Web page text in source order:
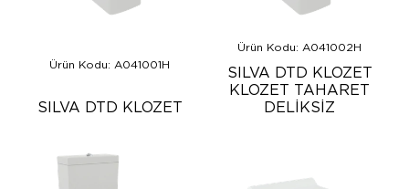
Ürün Kodu: A041001H
SILVA DTD KLOZET
Ürün Kodu: A041002H
SILVA DTD KLOZET
KLOZET TAHARET
DELİKSİZ